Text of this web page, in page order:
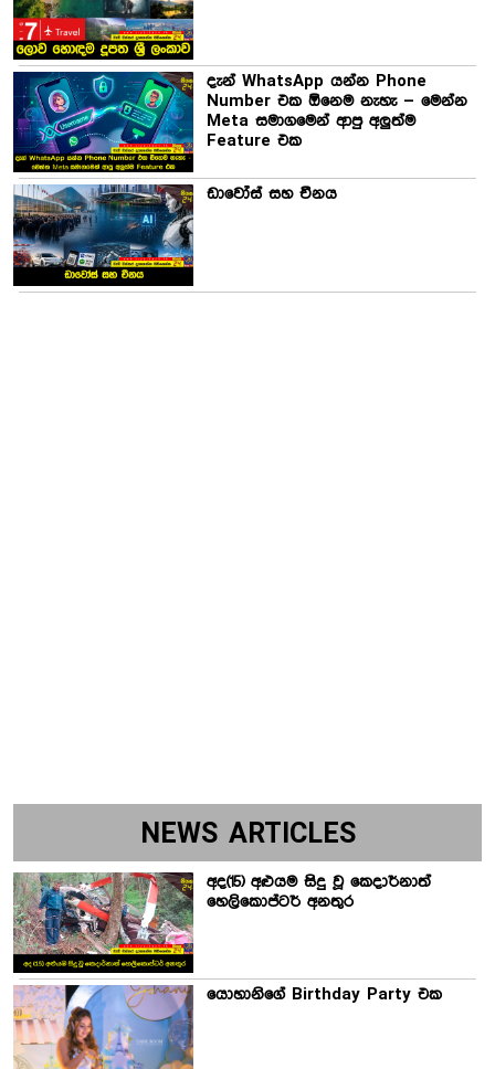
දැන් WhatsApp යන්න Phone
Number එක ඕනෙම නැහැ – මෙන්න
Meta සමාගමෙන් ආපු අලුත්ම
Feature එක
ඩාවෝස් සහ චීනය
NEWS ARTICLES
අද(15) අළුයම සිදු වූ කෙදාර්නාත්
හෙලිකොප්ටර් අනතුර
යොහානිගේ Birthday Party එක